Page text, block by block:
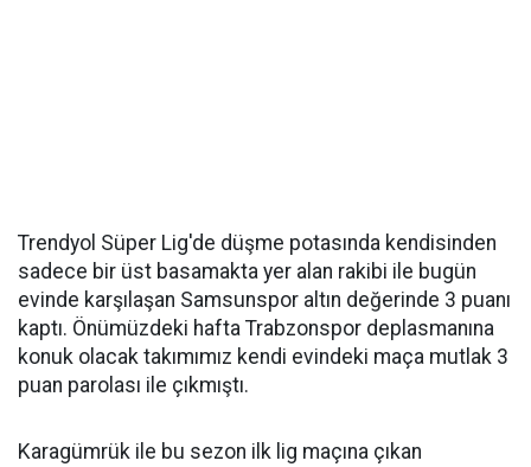
Trendyol Süper Lig'de düşme potasında kendisinden
sadece bir üst basamakta yer alan rakibi ile bugün
evinde karşılaşan Samsunspor altın değerinde 3 puanı
kaptı. Önümüzdeki hafta Trabzonspor deplasmanına
konuk olacak takımımız kendi evindeki maça mutlak 3
puan parolası ile çıkmıştı.
Karagümrük ile bu sezon ilk lig maçına çıkan